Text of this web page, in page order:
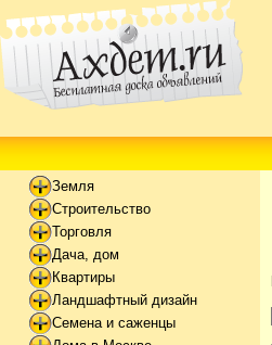
Земля
Строительство
Торговля
Дача, дом
Квартиры
Ландшафтный дизайн
Семена и саженцы